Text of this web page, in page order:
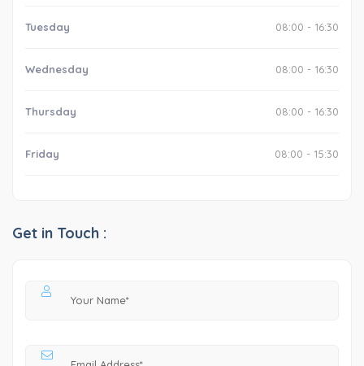
Tuesday 08:00 - 16:30
Wednesday 08:00 - 16:30
Thursday 08:00 - 16:30
Friday 08:00 - 15:30
Get in Touch :